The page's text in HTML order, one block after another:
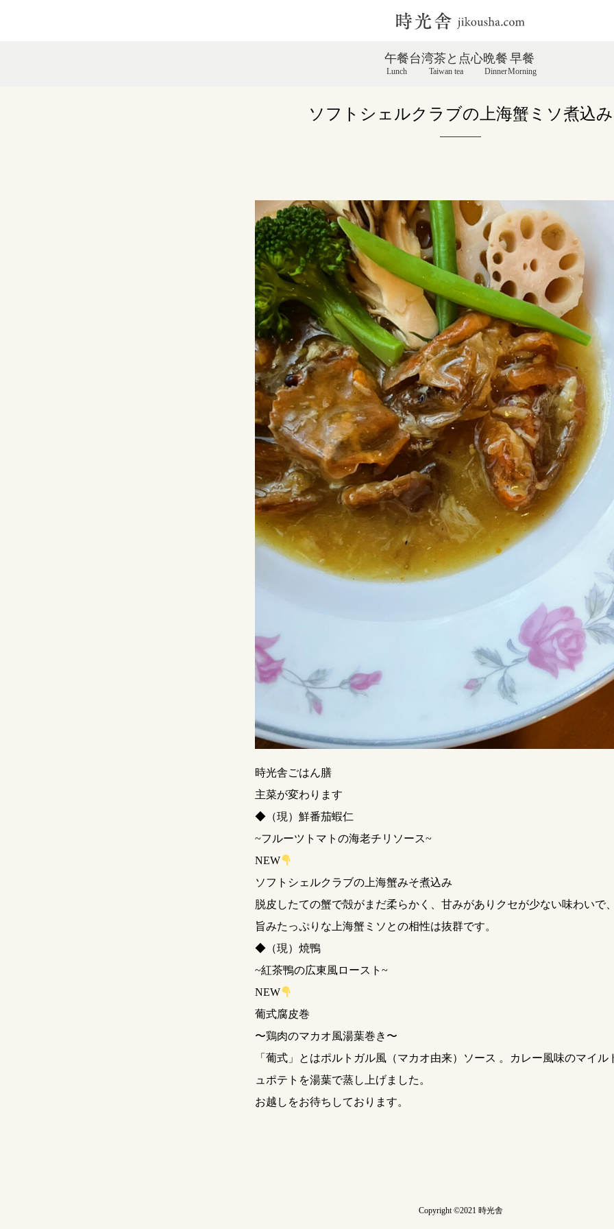
午餐
Lunch
台湾茶と点心
Taiwan tea
晩餐
Dinner
早餐
Morning
ソフトシェルクラブの上海蟹ミソ煮込み
時光舎ごはん膳
主菜が変わります
◆（現）鮮番茄蝦仁
~フルーツトマトの海老チリソース~
NEW
ソフトシェルクラブの上海蟹みそ煮込み
脱皮したての蟹で殻がまだ柔らかく、甘みがありクセが少ない味わいで
旨みたっぷりな上海蟹ミソとの相性は抜群です。
◆（現）焼鴨
~紅茶鴨の広東風ロースト~
NEW
葡式腐皮巻
〜鶏肉のマカオ風湯葉巻き〜
「葡式」とはポルトガル風（マカオ由来）ソース 。カレー風味のマイル
ュポテトを湯葉で蒸し上げました。
お越しをお待ちしております。
Copyright ©2021 時光舎